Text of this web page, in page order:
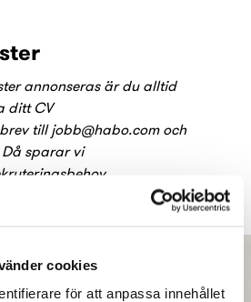
cookies
för att anpassa innehållet
annonseras är du alltid
ditt CV
tilljobb@habo.comoch
sparar vi